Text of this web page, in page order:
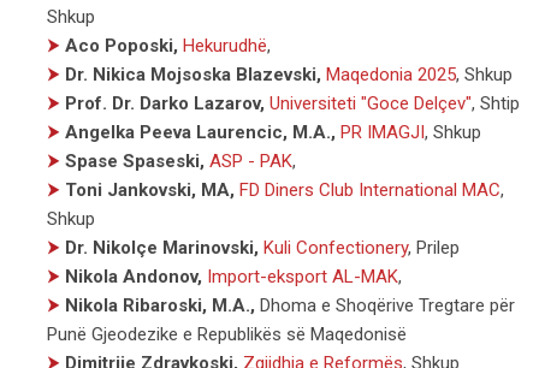
Shkup
⮞ Aco Poposki, Hekurudhë,
⮞ Dr. Nikica Mojsoska Blazevski, Maqedonia 2025, Shkup
⮞ Prof. Dr. Darko Lazarov, Universiteti "Goce Delçev", Shtip
⮞ Angelka Peeva Laurencic, M.A., PR IMAGJI, Shkup
⮞ Spase Spaseski, ASP - PAK,
⮞ Toni Jankovski, MA, FD Diners Club International MAC,
Shkup
⮞ Dr. Nikolçe Marinovski, Kuli Confectionery, Prilep
⮞ Nikola Andonov, Import-eksport AL-MAK,
⮞ Nikola Ribaroski, M.A., Dhoma e Shoqërive Tregtare për
Punë Gjeodezike e Republikës së Maqedonisë
⮞ Dimitrije Zdravkoski, Zgjidhja e Reformës, Shkup